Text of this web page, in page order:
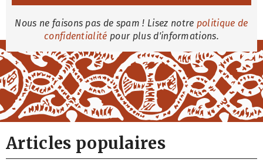
Nous ne faisons pas de spam ! Lisez notre politique de
confidentialité pour plus d'informations.
Articles populaires